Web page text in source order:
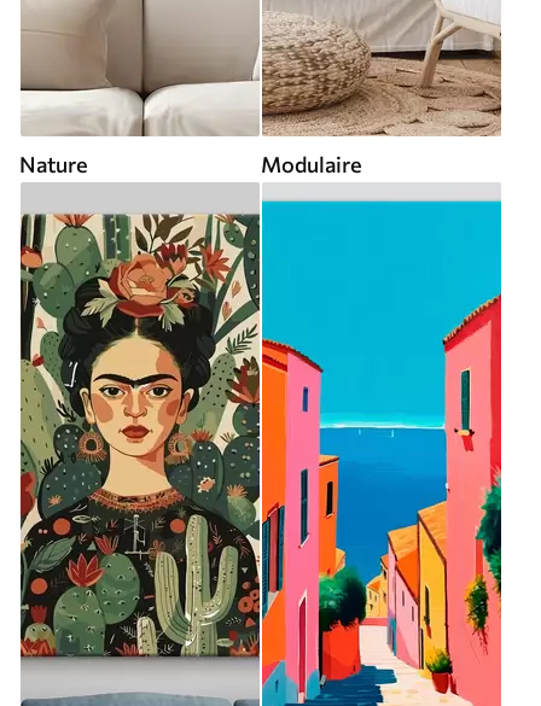
Nature Modulaire